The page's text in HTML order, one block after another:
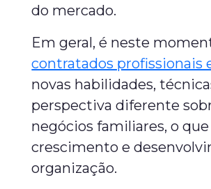
do mercado.
Em geral, é neste
contratados profissionais
novas habilidades,
perspectiva diferente
negócios familiares, o
crescimento e
organização.